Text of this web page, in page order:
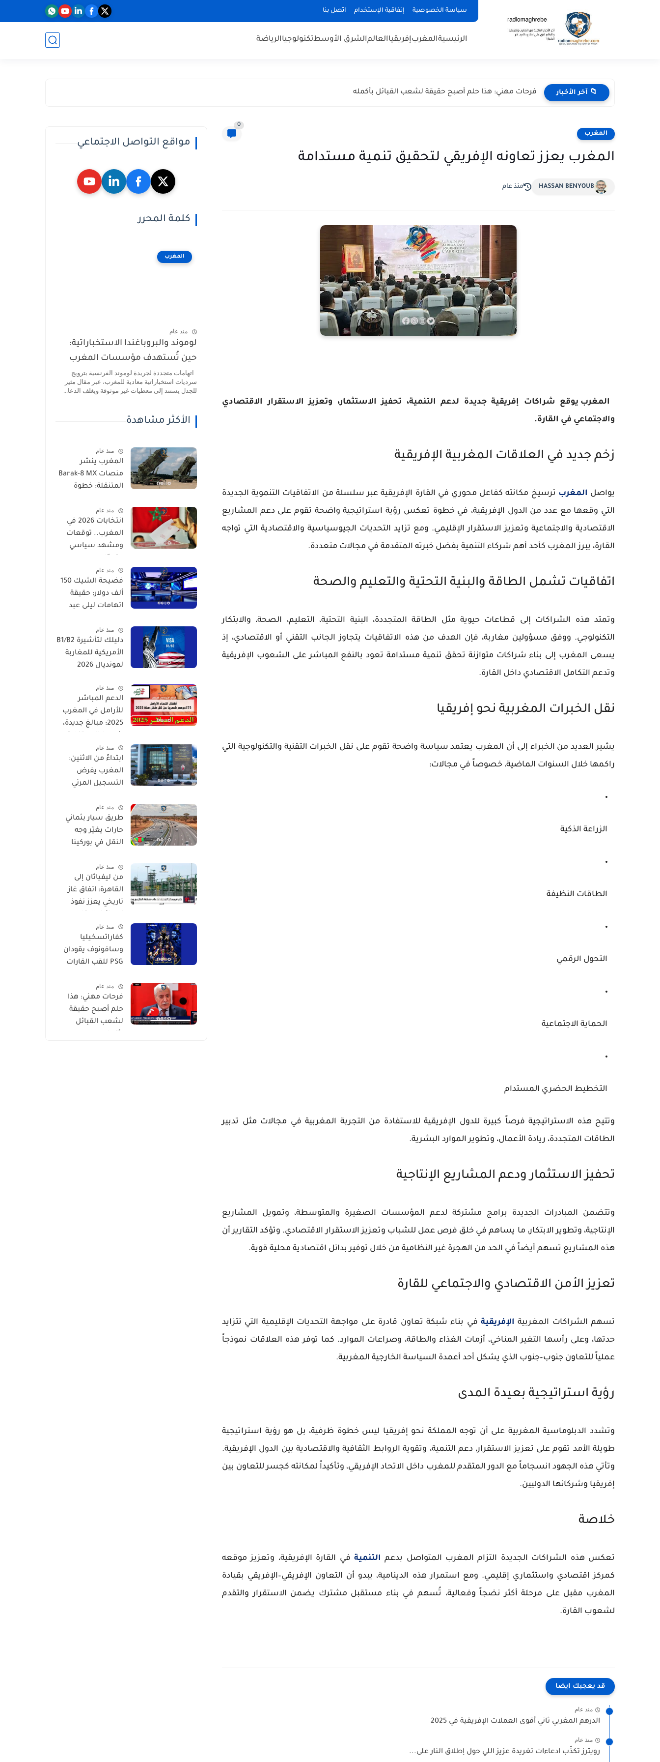
سياسة الخصوصية إتفاقية الإستخدام اتصل بنا
الرئيسيةالمغربإفريقياالعالمالشرق الأوسطتكنولوجياالرياضة
📁 آخر الأخبار فرحات مهني: هذا حلم أصبح حقيقة لشعب القبائل بأكمله
المغرب
0
المغرب يعزز تعاونه الإفريقي لتحقيق تنمية مستدامة
HASSAN BENYOUB منذ عام
المغرب يوقع شراكات إفريقية جديدة لدعم التنمية، تحفيز الاستثمار، وتعزيز الاستقرار الاقتصادي
والاجتماعي في القارة.
زخم جديد في العلاقات المغربية الإفريقية
يواصل المغرب ترسيخ مكانته كفاعل محوري في القارة الإفريقية عبر سلسلة من الاتفاقيات التنموية الجديدة
التي وقعها مع عدد من الدول الإفريقية، في خطوة تعكس رؤية استراتيجية واضحة تقوم على دعم المشاريع
الاقتصادية والاجتماعية وتعزيز الاستقرار الإقليمي. ومع تزايد التحديات الجيوسياسية والاقتصادية التي تواجه
القارة، يبرز المغرب كأحد أهم شركاء التنمية بفضل خبرته المتقدمة في مجالات متعددة.
اتفاقيات تشمل الطاقة والبنية التحتية والتعليم والصحة
وتمتد هذه الشراكات إلى قطاعات حيوية مثل الطاقة المتجددة، البنية التحتية، التعليم، الصحة، والابتكار
التكنولوجي. ووفق مسؤولين مغاربة، فإن الهدف من هذه الاتفاقيات يتجاوز الجانب التقني أو الاقتصادي، إذ
يسعى المغرب إلى بناء شراكات متوازنة تحقق تنمية مستدامةتعود بالنفع المباشر على الشعوب الإفريقية
وتدعم التكامل الاقتصادي داخل القارة.
نقل الخبرات المغربية نحو إفريقيا
يشير العديد من الخبراء إلى أن المغرب يعتمد سياسة واضحة تقوم على نقل الخبرات التقنية والتكنولوجية التي
راكمها خلال السنوات الماضية، خصوصاً في مجالات:
الزراعة الذكية
الطاقات النظيفة
التحول الرقمي
الحماية الاجتماعية
التخطيط الحضري المستدام
وتتيح هذه الاستراتيجية فرصاً كبيرة للدول الإفريقية للاستفادة من التجربة المغربية في مجالات مثل تدبير
الطاقات المتجددة، ريادة الأعمال، وتطوير الموارد البشرية.
تحفيز الاستثمار ودعم المشاريع الإنتاجية
وتتضمن المبادرات الجديدة برامج مشتركة لدعم المؤسسات الصغيرة والمتوسطة، وتمويل المشاريع
الإنتاجية، وتطوير الابتكار، ما يساهم في خلق فرص عمل للشباب وتعزيز الاستقرار الاقتصادي. وتؤكد التقارير أن
هذه المشاريع تسهم أيضاً في الحد من الهجرة غير النظامية من خلال توفير بدائل اقتصادية محلية قوية.
تعزيز الأمن الاقتصادي والاجتماعي للقارة
تسهم الشراكات المغربية الإفريقية في بناء شبكة تعاون قادرة على مواجهة التحديات الإقليمية التي تتزايد
حدتها، وعلى رأسها التغير المناخي، أزمات الغذاء والطاقة، وصراعات الموارد. كما توفر هذه العلاقات نموذجاً
عملياً للتعاون جنوب–جنوب الذي يشكل أحد أعمدة السياسة الخارجية المغربية.
رؤية استراتيجية بعيدة المدى
وتشدد الدبلوماسية المغربية على أن توجه المملكة نحو إفريقيا ليس خطوة ظرفية، بل هو رؤية استراتيجية
طويلة الأمد تقوم على تعزيز الاستقرار، دعم التنمية، وتقوية الروابط الثقافية والاقتصادية بين الدول الإفريقية.
وتأتي هذه الجهود انسجاماً مع الدور المتقدم للمغرب داخل الاتحاد الإفريقي، وتأكيداً لمكانته كجسر للتعاون بين
إفريقيا وشركائها الدوليين.
خلاصة
تعكس هذه الشراكات الجديدة التزام المغرب المتواصل بدعم التنمية في القارة الإفريقية، وتعزيز موقعه
كمركز اقتصادي واستثماري إقليمي. ومع استمرار هذه الدينامية، يبدو أن التعاون الإفريقي–الإفريقي بقيادة
المغرب مقبل على مرحلة أكثر نضجاً وفعالية، تُسهم في بناء مستقبل مشترك يضمن الاستقرار والتقدم
لشعوب القارة.
قد يعجبك ايضا
منذ عام
الدرهم المغربي ثاني أقوى العملات الإفريقية في 2025
منذ عام
رويترز تكذّب ادعاءات تغريدة عزيز اللي حول إطلاق النار على...
مواقع التواصل الاجتماعي
كلمة المحرر
المغرب
منذ عام
لوموند والبروباغندا الاستخباراتية:
حين تُستهدف مؤسسات المغرب
اتهامات متجددة لجريدة لوموند الفرنسية بترويج
سرديات استخباراتية معادية للمغرب، عبر مقال مثير
للجدل يستند إلى معطيات غير موثوقة ويغلف الدعا...
الأكثر مشاهدة
منذ عام
المغرب ينشر
منصات Barak-8 MX
المتنقلة: خطوة
منذ عام
انتخابات 2026 في
المغرب.. توقعات
ومشهد سياسي
منذ عام
فضيحة الشيك 150
ألف دولار: حقيقة
اتهامات ليلى عبد
منذ عام
دليلك لتأشيرة B1/B2
الأمريكية للمغاربة
لمونديال 2026
منذ عام
الدعم المباشر
للأرامل في المغرب
2025: مبالغ جديدة،
وطريقة التسجيل
منذ عام
ابتداءً من الاثنين:
المغرب يفرض
التسجيل المرئي
منذ عام
طريق سيار بثماني
حارات يغيّر وجه
النقل في بوركينا
منذ عام
من ليفياثان إلى
القاهرة: اتفاق غاز
تاريخي يعزز نفوذ
منذ عام
كفاراتسخيليا
وسافونوف يقودان
PSG للقب القارات
منذ عام
فرحات مهني: هذا
حلم أصبح حقيقة
لشعب القبائل